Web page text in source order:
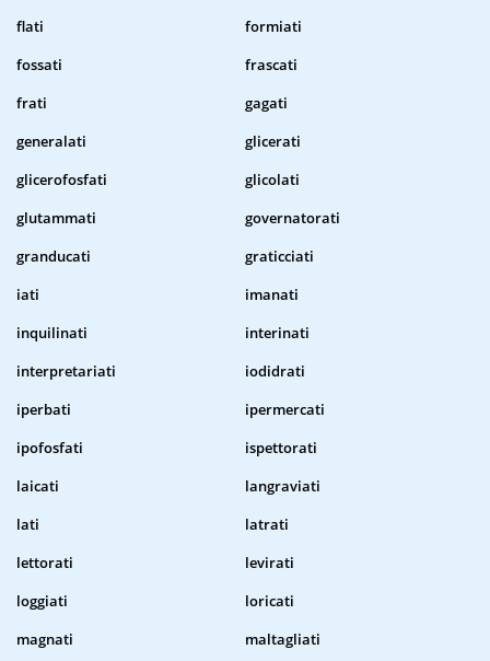
flati
formiati
fossati
frascati
frati
gagati
generalati
glicerati
glicerofosfati
glicolati
glutammati
governatorati
granducati
graticciati
iati
imanati
inquilinati
interinati
interpretariati
iodidrati
iperbati
ipermercati
ipofosfati
ispettorati
laicati
langraviati
lati
latrati
lettorati
levirati
loggiati
loricati
magnati
maltagliati